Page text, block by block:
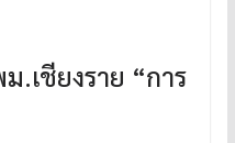
.เชียงราย “การ